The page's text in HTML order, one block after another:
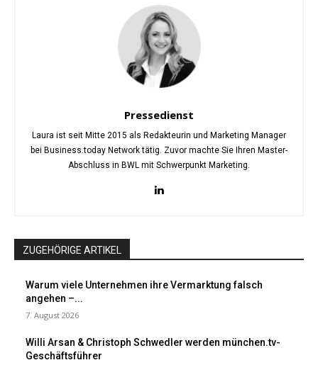
Pressedienst
Laura ist seit Mitte 2015 als Redakteurin und Marketing Manager
bei Business.today Network tätig. Zuvor machte Sie Ihren Master-
Abschluss in BWL mit Schwerpunkt Marketing.
ZUGEHÖRIGE ARTIKEL
Warum viele Unternehmen ihre Vermarktung falsch
angehen –...
7. August 2026
Willi Arsan & Christoph Schwedler werden münchen.tv-
Geschäftsführer